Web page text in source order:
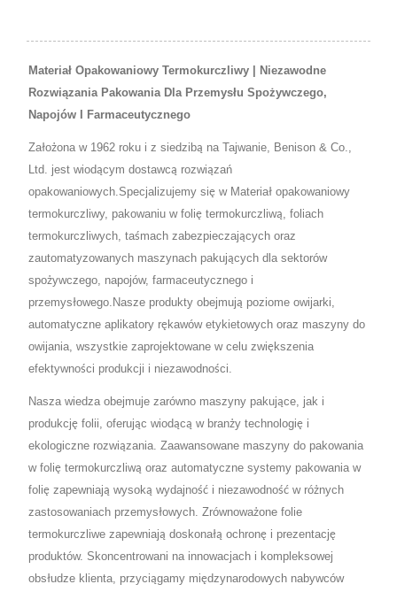
Materiał Opakowaniowy Termokurczliwy | Niezawodne
Rozwiązania Pakowania Dla Przemysłu Spożywczego,
Napojów I Farmaceutycznego
Założona w 1962 roku i z siedzibą na Tajwanie, Benison & Co.,
Ltd. jest wiodącym dostawcą rozwiązań
opakowaniowych.Specjalizujemy się w Materiał opakowaniowy
termokurczliwy, pakowaniu w folię termokurczliwą, foliach
termokurczliwych, taśmach zabezpieczających oraz
zautomatyzowanych maszynach pakujących dla sektorów
spożywczego, napojów, farmaceutycznego i
przemysłowego.Nasze produkty obejmują poziome owijarki,
automatyczne aplikatory rękawów etykietowych oraz maszyny do
owijania, wszystkie zaprojektowane w celu zwiększenia
efektywności produkcji i niezawodności.
Nasza wiedza obejmuje zarówno maszyny pakujące, jak i
produkcję folii, oferując wiodącą w branży technologię i
ekologiczne rozwiązania. Zaawansowane maszyny do pakowania
w folię termokurczliwą oraz automatyczne systemy pakowania w
folię zapewniają wysoką wydajność i niezawodność w różnych
zastosowaniach przemysłowych. Zrównoważone folie
termokurczliwe zapewniają doskonałą ochronę i prezentację
produktów. Skoncentrowani na innowacjach i kompleksowej
obsłudze klienta, przyciągamy międzynarodowych nabywców